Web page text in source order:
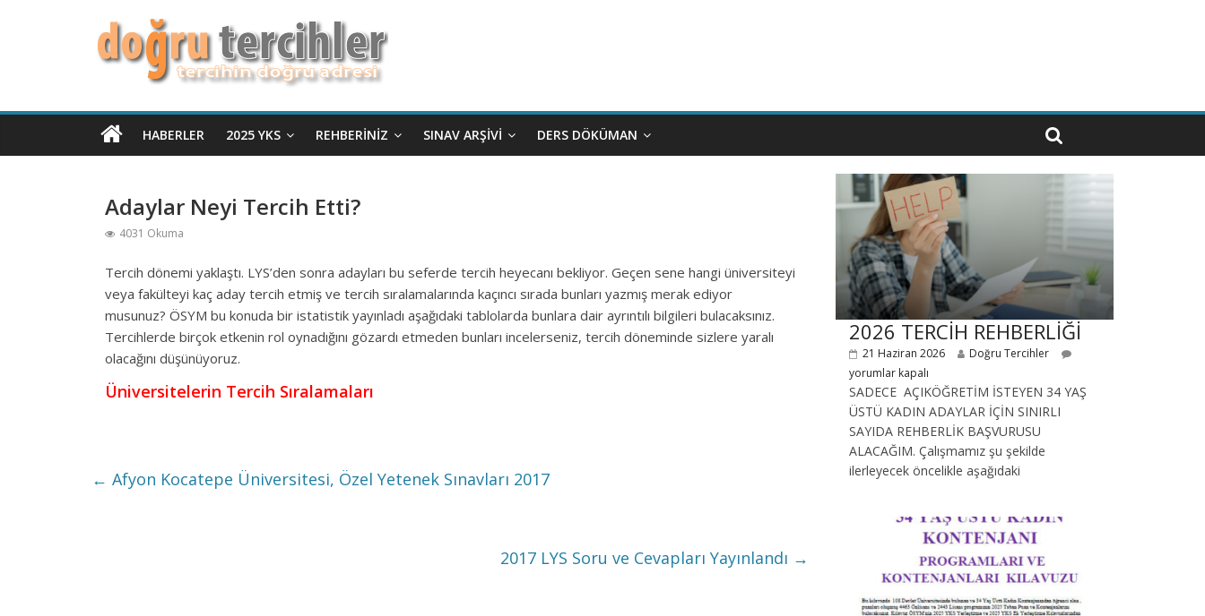
HABERLER 2025 YKS REHBERINIZ SINAV ARŞIVI DERS DÖKÜMAN
Adaylar Neyi Tercih Etti?
4031 Okuma
Tercih dönemi yaklaştı. LYS’den sonra adayları bu seferde tercih heyecanı bekliyor. Geçen sene hangi üniversiteyi
veya fakülteyi kaç aday tercih etmiş ve tercih sıralamalarında kaçıncı sırada bunları yazmış merak ediyor
musunuz? ÖSYM bu konuda bir istatistik yayınladı aşağıdaki tablolarda bunlara dair ayrıntılı bilgileri bulacaksınız.
Tercihlerde birçok etkenin rol oynadığını gözardı etmeden bunları incelerseniz, tercih döneminde sizlere yaralı
olacağını düşünüyoruz.
Üniversitelerin Tercih Sıralamaları
← Afyon Kocatepe Üniversitesi, Özel Yetenek Sınavları 2017
2017 LYS Soru ve Cevapları Yayınlandı →
2026 TERCİH REHBERLİĞİ
21 Haziran 2026
Doğru Tercihler
yorumlar kapalı
SADECE AÇIKÖĞRETİM İSTEYEN 34 YAŞ
ÜSTÜ KADIN ADAYLAR İÇİN SINIRLI
SAYIDA REHBERLİK BAŞVURUSU
ALACAĞIM. Çalışmamız şu şekilde
ilerleyecek öncelikle aşağıdaki